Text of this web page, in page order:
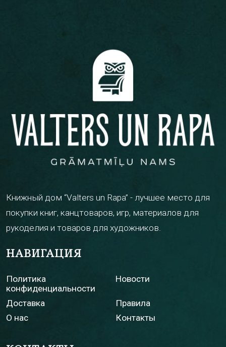
Книжный дом “Valters un Rapa” - лучшее место для
покупки книг, канцтоваров, игр, материалов для
рукоделия и товаров для художников.
НАВИГАЦИЯ
Политика
конфиденциальности
Новости
Доставка
Правила
О нас
Контакты